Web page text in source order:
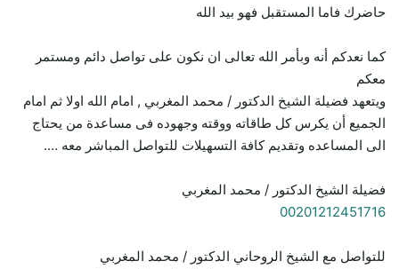
حاضرك فاما المستقبل فهو بيد الله
كما نعدكم أنه وبأمر الله تعالى ان نكون على تواصل دائم ومستمر
معكم
ويتعهد فضيلة الشيخ الدكتور / محمد المغربي , امام الله اولا ثم امام
الجميع أن يكرس كل طاقاته ووقته وجهوده فى مساعدة من يحتاج
الى المساعده وتقديم كافة التسهيلات للتواصل المباشر معه ….
فضيلة الشيخ الدكتور / محمد المغربي
00201212451716
للتواصل مع الشيخ الروحاني الدكتور / محمد المغربي